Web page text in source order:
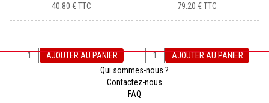
40.80 €TTC
AJOUTER AU PANIER
79.20 €TTC
AJOUTER AU PANIER
Qui sommes-nous ?
Contactez-nous
FAQ